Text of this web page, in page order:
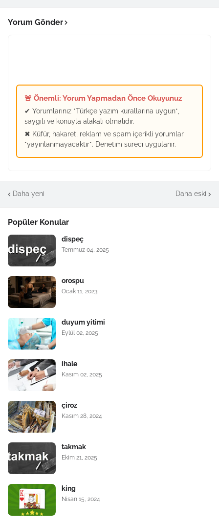
Yorum Gönder
🚨 Önemli: Yorum Yapmadan Önce Okuyunuz
✔ Yorumlarınız *Türkçe yazım kurallarına uygun*,
saygılı ve konuyla alakalı olmalıdır.
✖ Küfür, hakaret, reklam ve spam içerikli yorumlar
*yayınlanmayacaktır*. Denetim süreci uygulanır.
Daha yeni Daha eski
Popüler Konular
dispeç
Temmuz 04, 2025
orospu
Ocak 11, 2023
duyum yitimi
Eylül 02, 2025
ihale
Kasım 02, 2025
çiroz
Kasım 28, 2024
takmak
Ekim 21, 2025
king
Nisan 15, 2024